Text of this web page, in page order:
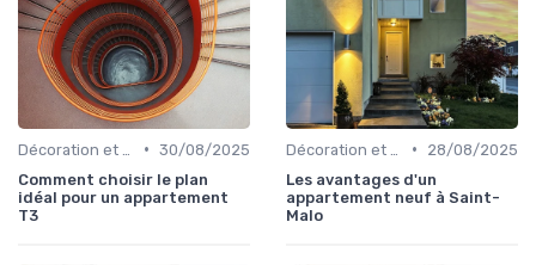
• 30/08/2025
Comment choisir le plan
idéal pour un appartement
T3
•
28/08/2025
Les avantages d'un
appartement neuf à Saint-
Malo